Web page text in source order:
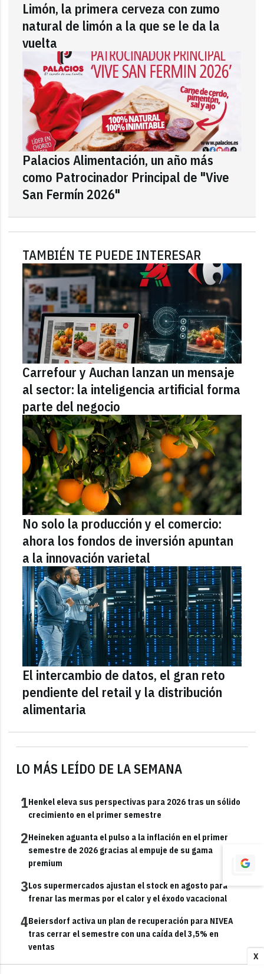
X
LO MÁS LEÍDO DE LA SEMANA
1Henkel eleva sus perspectivas para 2026 tras un sólido
crecimiento en el primer semestre
2Heineken aguanta el pulso a la inflación en el primer
semestre de 2026 gracias al empuje de su gama
premium
3Los supermercados ajustan el stock en agosto para
frenar las mermas por el calor y el éxodo vacacional
4Beiersdorf activa un plan de recuperación para NIVEA
tras cerrar el semestre con una caída del 3,5% en
ventas
5
Limón, la primera cerveza con zumo
natural de limón a la que se le da la
vuelta
Palacios Alimentación, un año más
como Patrocinador Principal de "Vive
San Fermín 2026"
TAMBIÉN TE PUEDE INTERESAR
Carrefour y Auchan lanzan un mensaje
al sector: la inteligencia artificial forma
parte del negocio
No solo la producción y el comercio:
ahora los fondos de inversión apuntan
a la innovación varietal
El intercambio de datos, el gran reto
pendiente del retail y la distribución
alimentaria